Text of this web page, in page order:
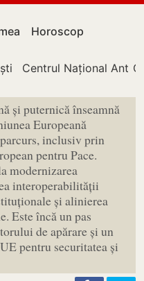
Horoscop
Centrul Național
și puternică înseamnă
Europeană
inclusiv prin
pentru Pace.
modernizarea
interoperabilității
și alinierea
Este încă un pas
de apărare și un
pentru securitatea și